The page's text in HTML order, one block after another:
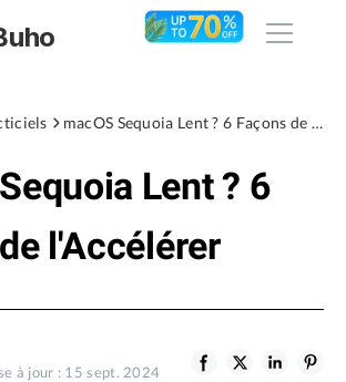
macOS Sequoia Lent ? 6 Façons de l'Accélérer
Lent ? 6
l'Accélérer
à jour : 15 sept. 2024